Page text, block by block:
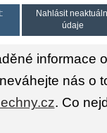
Nahlásit
údaje
informace
nás o
. Co